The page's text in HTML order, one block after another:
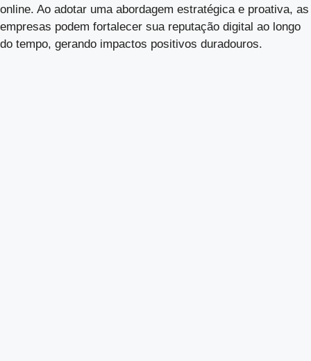
online. Ao adotar uma abordagem estratégica e proativa, as
empresas podem fortalecer sua reputação digital ao longo
do tempo, gerando impactos positivos duradouros.